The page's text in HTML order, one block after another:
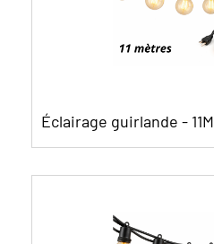
Éclairage guirlande - 11M